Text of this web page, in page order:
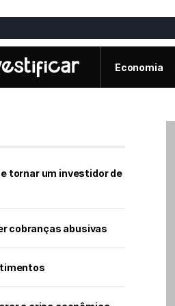
Economia
tornar um investidor de
cobranças abusivas